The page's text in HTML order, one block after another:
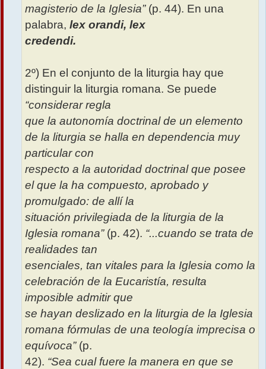
magisterio de la Iglesia”(p. 44). En una
palabra, lex orandi, lex
credendi.
2º) En el conjunto de la liturgia hay que
distinguir la liturgia romana. Se puede
“considerar regla
que la autonomía doctrinal de un elemento
de la liturgia se halla en dependencia muy
particular con
respecto a la autoridad doctrinal que posee
el que la ha compuesto, aprobado y
promulgado: de allí la
situación privilegiada de la liturgia de la
Iglesia romana”(p. 42). “...cuando se trata de
realidades tan
esenciales, tan vitales para la Iglesia como la
celebración de la Eucaristía, resulta
imposible admitir que
se hayan deslizado en la liturgia de la Iglesia
romana fórmulas de una teología imprecisa o
equívoca”(p.
42). “Sea cual fuere la manera en que se